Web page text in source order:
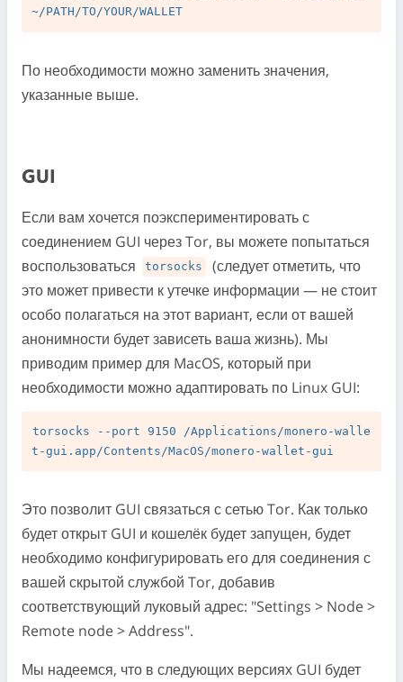
По необходимости можно заменить значения,
указанные выше.
GUI
Если вам хочется поэкспериментировать с
соединением GUI через Tor, вы можете попытаться
воспользоваться
torsocks
(следует отметить, что
это может привести к утечке информации — не стоит
особо полагаться на этот вариант, если от вашей
анонимности будет зависеть ваша жизнь). Мы
приводим пример для MacOS, который при
необходимости можно адаптировать по Linux GUI:
torsocks --port 9150 /Applications/monero-walle
Это позволит GUI связаться с сетью Tor. Как только
будет открыт GUI и кошелёк будет запущен, будет
необходимо конфигурировать его для соединения с
вашей скрытой службой Tor, добавив
соответствующий луковый адрес: "Settings > Node >
Remote node > Address".
Мы надеемся, что в следующих версиях GUI будет